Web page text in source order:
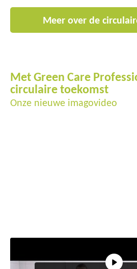
Meer over de
Met Green Care
circulaire toekomst
Onze nieuwe imagovideo